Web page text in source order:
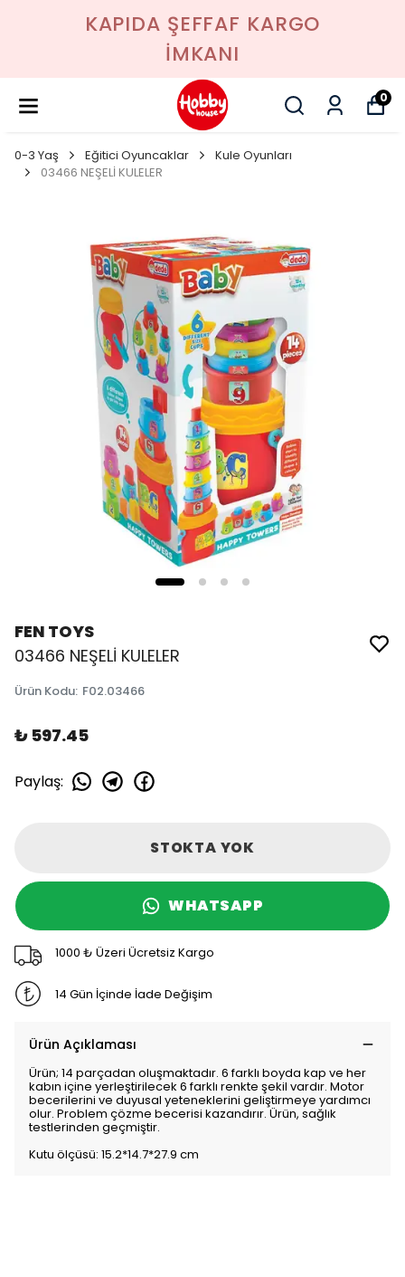
KAPIDA ŞEFFAF KARGO
İMKANI
0
0-3 Yaş Eğitici Oyuncaklar
Kule Oyunları
03466 NEŞELİ KULELER
FEN TOYS
03466 NEŞELİ KULELER
Ürün Kodu: F02.03466
₺ 597.45
Paylaş:
STOKTA YOK
WHATSAPP
1000 ₺ Üzeri Ücretsiz Kargo
14 Gün İçinde İade Değişim
Ürün Açıklaması
Ürün; 14 parçadan oluşmaktadır. 6 farklı boyda kap ve her
kabın içine yerleştirilecek 6 farklı renkte şekil vardır. Motor
becerilerini ve duyusal yeteneklerini geliştirmeye yardımcı
olur. Problem çözme becerisi kazandırır. Ürün, sağlık
testlerinden geçmiştir.
Kutu ölçüsü: 15.2*14.7*27.9 cm